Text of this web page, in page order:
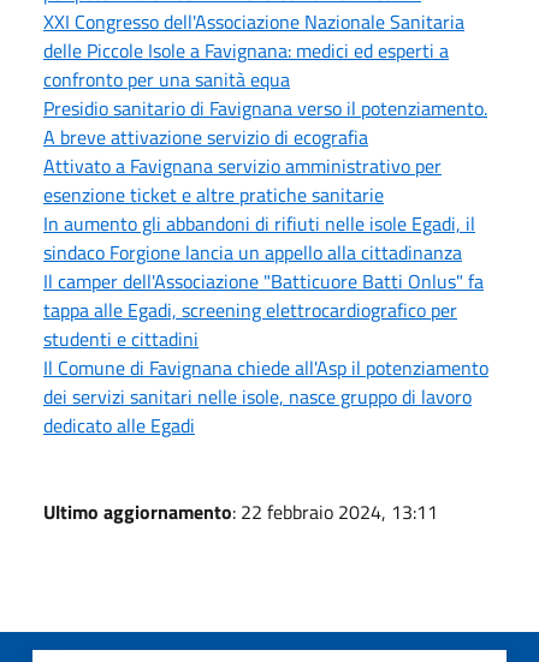
XXI Congresso dell'Associazione Nazionale Sanitaria
delle Piccole Isole a Favignana: medici ed esperti a
confronto per una sanità equa
Presidio sanitario di Favignana verso il potenziamento.
A breve attivazione servizio di ecografia
Attivato a Favignana servizio amministrativo per
esenzione ticket e altre pratiche sanitarie
In aumento gli abbandoni di rifiuti nelle isole Egadi, il
sindaco Forgione lancia un appello alla cittadinanza
Il camper dell'Associazione "Batticuore Batti Onlus" fa
tappa alle Egadi, screening elettrocardiografico per
studenti e cittadini
Il Comune di Favignana chiede all'Asp il potenziamento
dei servizi sanitari nelle isole, nasce gruppo di lavoro
dedicato alle Egadi
Ultimo aggiornamento: 22 febbraio 2024, 13:11